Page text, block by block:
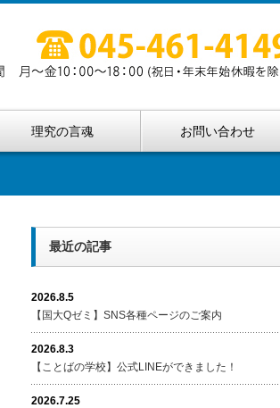
理究の言魂 お問い合わせ
最近の記事
2026.8.5
【国大Qゼミ】SNS各種ページのご案内
2026.8.3
【ことばの学校】公式LINEができました！
2026.7.25